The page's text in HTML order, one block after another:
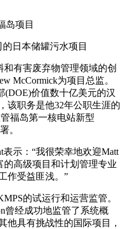
日本储罐污水项目
有害废弃物管理领域的创
McCormick为项目总监。
(DOE)价值数十亿美元的汉
该职务是他32年公职生涯的
福岛第一核电站新型
。
表示：“我很荣幸地欢迎Matt
的高级项目和计划管理专业
作受益匪浅。”
的试运行和运营监管。
曾经成功地监管了系统概
他具有挑战性的国际项目，